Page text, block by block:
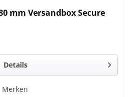
mm Versandbox Secure
Details
Merken